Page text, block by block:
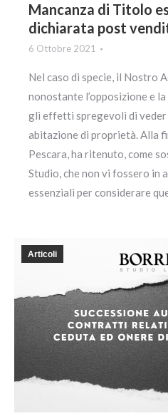
Mancanza di Titolo
dichiarata post
6 Ottobre 2021
Nel caso di specie, il Nostro
nonostante l’opposizione e
gli effetti spregevoli di veder
abitazione di proprietà. Alla
Pescara, ha ritenuto, come
Studio, che non vi fossero in
essenziali per considerare
Articoli